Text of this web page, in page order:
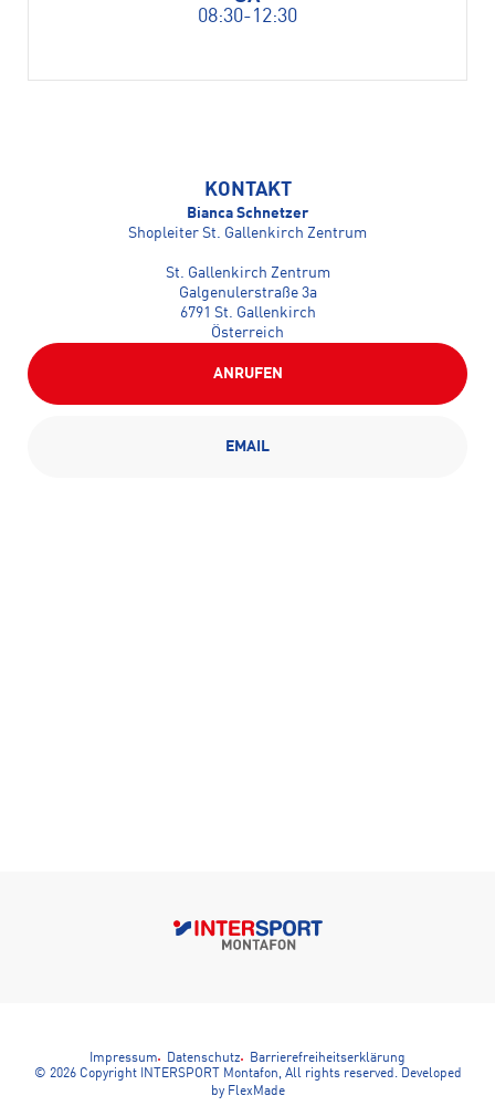
08:30-12:30
KONTAKT
Bianca Schnetzer
Shopleiter St. Gallenkirch Zentrum
St. Gallenkirch Zentrum
Galgenulerstraße 3a
6791 St. Gallenkirch
Österreich
ANRUFEN
EMAIL
© 2026 Copyright INTERSPORT Montafon, All rights reserved. Developed
by FlexMade
Impressum Datenschutz Barrierefreiheitserklärung